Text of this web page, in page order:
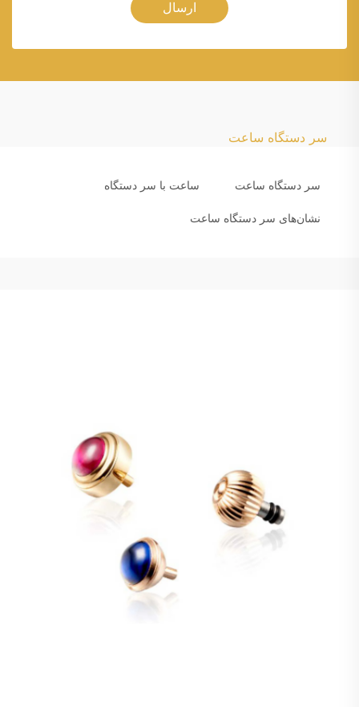
ارسال
سر دستگاه ساعت
سر دستگاه ساعت ساعت با سر دستگاه
نشان‌های سر دستگاه ساعت